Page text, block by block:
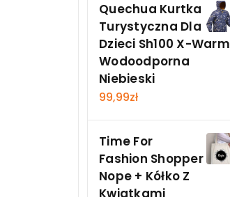
Quechua Kurtka
Turystyczna Dla
Dzieci Sh100 X-Warm
Wodoodporna
Niebieski
99,99zł
Time For
Fashion Shopper
Nope + Kółko Z
Kwiatkami